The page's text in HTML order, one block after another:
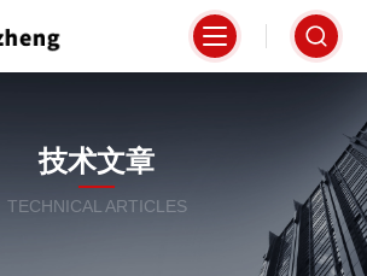
技术文章
TECHNICAL ARTICLES